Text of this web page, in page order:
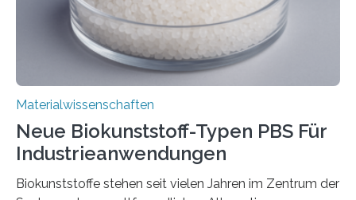
Materialwissenschaften
Neue Biokunststoff-Typen PBS Für
Industrieanwendungen
Biokunststoffe stehen seit vielen Jahren im Zentrum der